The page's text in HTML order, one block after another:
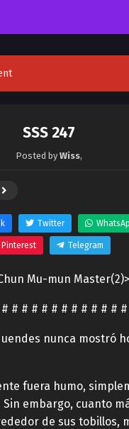
SSS 247
Posted by Wiss,
Twitter
Pinterest Telegram
Mu-mun Master(2)>
# # # # # # # # # # #
nunca mostró
fuera humo,
embargo, cuanto
de sus tobillos,